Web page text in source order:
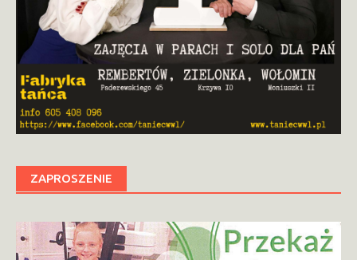
ZAPROSZENIE